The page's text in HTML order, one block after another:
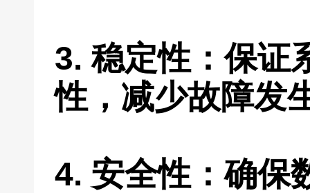
3. 稳定性：保证
性，减少故障发
4. 安全性：确保